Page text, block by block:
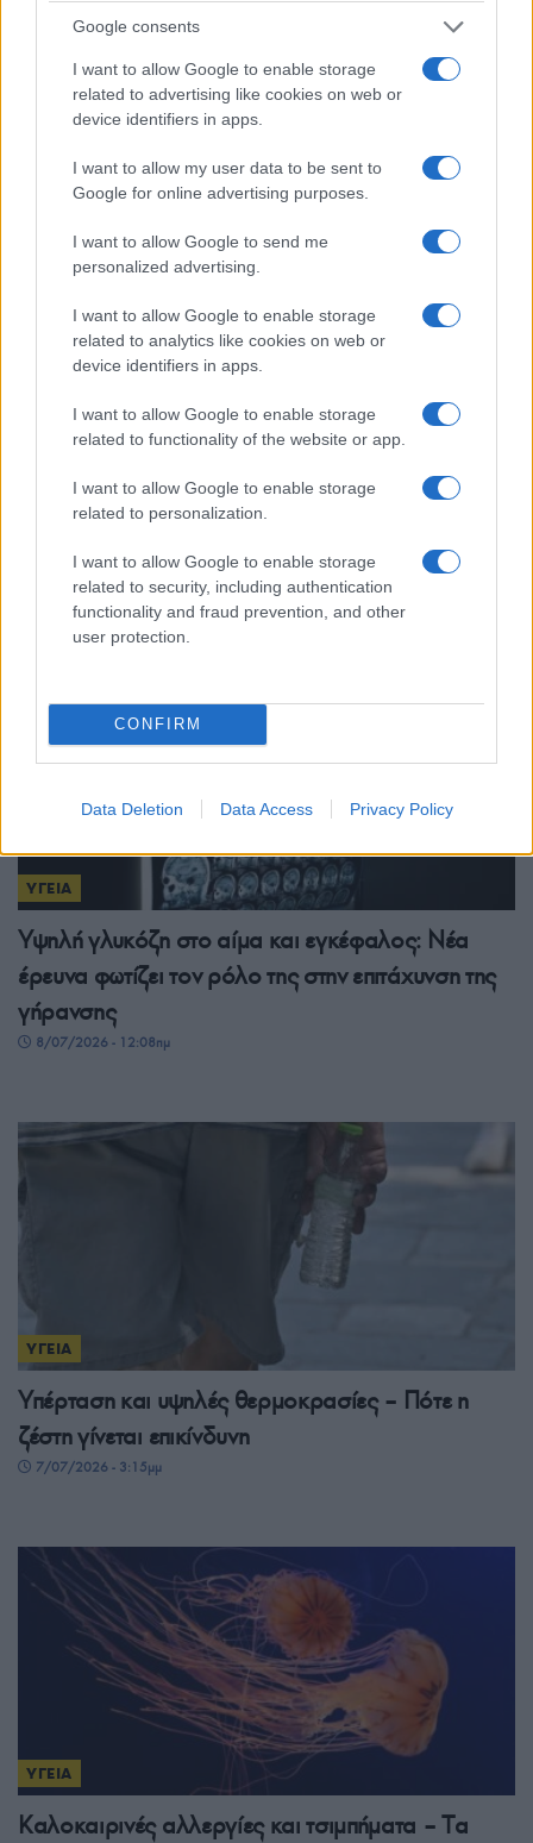
Google consents
I want to allow Google to enable storage
related to advertising like cookies on web or
device identifiers in apps.
I want to allow my user data to be sent to
Google for online advertising purposes.
I want to allow Google to send me
personalized advertising.
I want to allow Google to enable storage
related to analytics like cookies on web or
device identifiers in apps.
I want to allow Google to enable storage
related to functionality of the website or app.
I want to allow Google to enable storage
related to personalization.
I want to allow Google to enable storage
related to security, including authentication
functionality and fraud prevention, and other
user protection.
CONFIRM
Data Deletion Data Access Privacy Policy
Παχυσαρκία: Γιατί οι ειδικοί λένε ότι η θεραπεία
δεν πρέπει να διακόπτεται
12/07/2026 - 12:00μμ
Υγεία: Πέντε συχνά συνταγογραφούμενα
φάρμακα που δυσκολεύουν την αντιμετώπιση του
καύσωνα
9/07/2026 - 11:20μμ
ΥΓΕΙΑ
Υψηλή γλυκόζη στο αίμα και εγκέφαλος: Νέα
έρευνα φωτίζει τον ρόλο της στην επιτάχυνση της
γήρανσης
8/07/2026 - 12:08πμ
ΥΓΕΙΑ
Υπέρταση και υψηλές θερμοκρασίες – Πότε η
ζέστη γίνεται επικίνδυνη
7/07/2026 - 3:15μμ
ΥΓΕΙΑ
Καλοκαιρινές αλλεργίες και τσιμπήματα – Tα